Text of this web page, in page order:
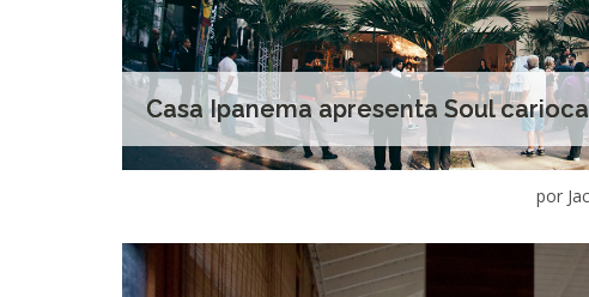
Casa Ipanema apresenta Soul carioca
por